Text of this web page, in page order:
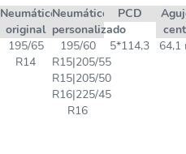
Neumático
original
Neumático
personalizado
PCD
195/65
R14
195/60
R15|205/55
R15|205/50
R16|225/45
R16
5*114,3 64,1